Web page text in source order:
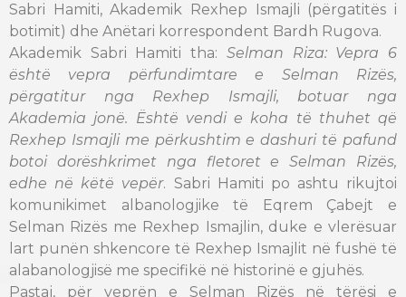
Sabri Hamiti, Akademik Rexhep Ismajli (përgatitës i
botimit) dhe Anëtari korrespondent Bardh Rugova.
Akademik Sabri Hamiti tha: Selman Riza: Vepra 6
është vepra përfundimtare e Selman Rizës,
përgatitur nga Rexhep Ismajli, botuar nga
Akademia jonë. Është vendi e koha të thuhet që
Rexhep Ismajli me përkushtim e dashuri të pafund
botoi dorëshkrimet nga fletoret e Selman Rizës,
edhe në këtë vepër. Sabri Hamiti po ashtu rikujtoi
komunikimet albanologjike të Eqrem Çabejt e
Selman Rizës me Rexhep Ismajlin, duke e vlerësuar
lart punën shkencore të Rexhep Ismajlit në fushë të
alabanologjisë me specifikë në historinë e gjuhës.
Pastaj, për veprën e Selman Rizës në tërësi e